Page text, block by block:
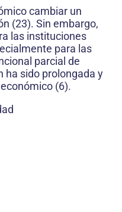
cambiar un
(23). Sin embargo,
las instituciones
para las
parcial de
ha sido prolongada y
(6).